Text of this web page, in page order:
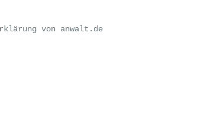
von anwalt.de